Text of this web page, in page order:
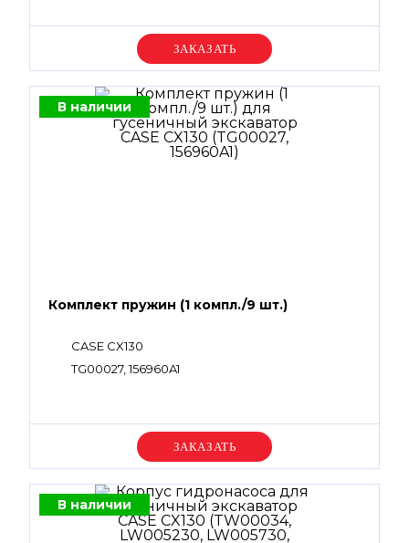
Уточняйте цену
В наличии
Комплект пружин (1 компл./9 шт.)
CASE CX130
TG00027, 156960A1
Уточняйте цену
В наличии